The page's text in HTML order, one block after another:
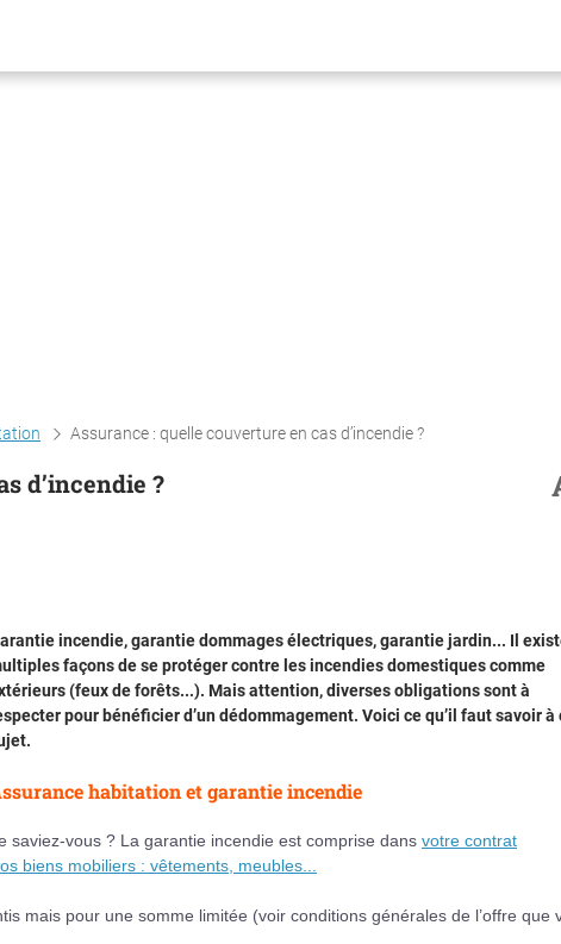
Assurance : quelle couverture en cas d’incendie ?
d’incendie ?
incendie, garantie dommages électriques, garantie jardin... Il
façons de se protéger contre les incendies domestiques comme
(feux de forêts...). Mais attention, diverses obligations sont à
pour bénéficier d’un dédommagement. Voici ce qu’il faut savoir à
habitation et garantie incendie
saviez-vous ? La garantie incendie est comprise dans votre contrat
biens mobiliers : vêtements, meubles...
mais pour une somme limitée (voir conditions générales de l’offre que